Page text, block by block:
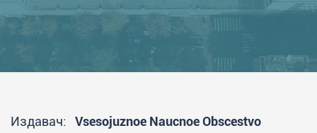
Издавач: Vsesojuznoe Naucnoe Obscestvo